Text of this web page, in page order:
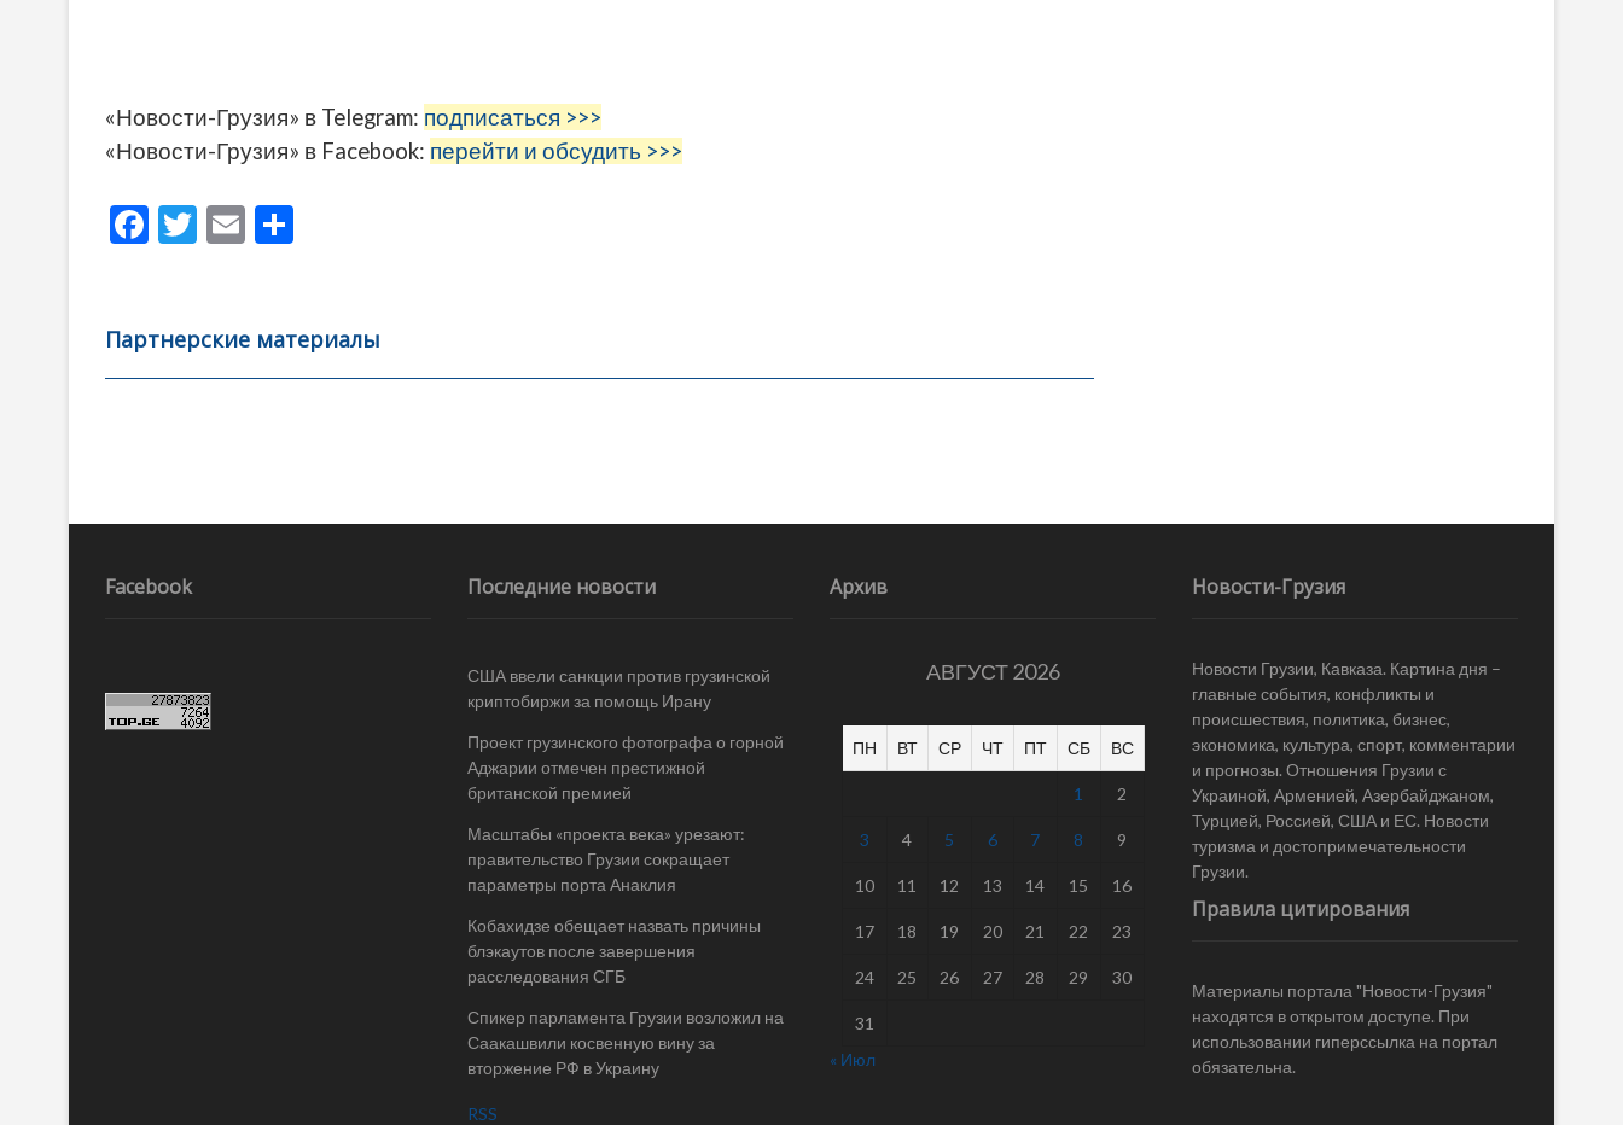
«Новости-Грузия» в Telegram: подписаться >>>
«Новости-Грузия» в Facebook: перейти и обсудить >>>
F
b
o
T
er
E
l
а
в
Партнерские материалы
записям
Facebook Последние новости
США ввели санкции против грузинской
криптобиржи за помощь Ирану
Проект грузинского фотографа о горной
Аджарии отмечен престижной
британской премией
Масштабы «проекта века» урезают:
правительство Грузии сокращает
параметры порта Анаклия
Кобахидзе обещает назвать причины
блэкаутов после завершения
расследования СГБ
Спикер парламента Грузии возложил на
Саакашвили косвенную вину за
вторжение РФ в Украину
RSS
Архив
АВГУСТ 2026
ПН ВТ СР ЧТ ПТ СБ ВС
1 2
3 4 5 6 7 8 9
10 11 12 13 14 15 16
17 18 19 20 21 22 23
24 25 26 27 28 29 30
31
« Июл
Новости-Грузия
Новости Грузии, Кавказа. Картина дня –
главные события, конфликты и
происшествия, политика, бизнес,
экономика, культура, спорт, комментарии
и прогнозы. Отношения Грузии с
Украиной, Арменией, Азербайджаном,
Турцией, Россией, США и ЕС. Новости
туризма и достопримечательности
Грузии.
Правила цитирования
Материалы портала "Новости-Грузия"
находятся в открытом доступе. При
использовании гиперссылка на портал
обязательна.